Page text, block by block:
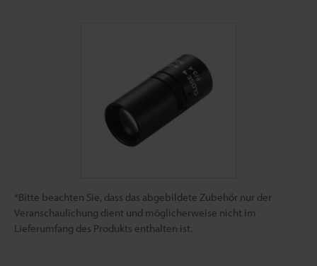
*Bitte beachten Sie, dass das abgebildete Zubehör nur der
Veranschaulichung dient und möglicherweise nicht im
Lieferumfang des Produkts enthalten ist.